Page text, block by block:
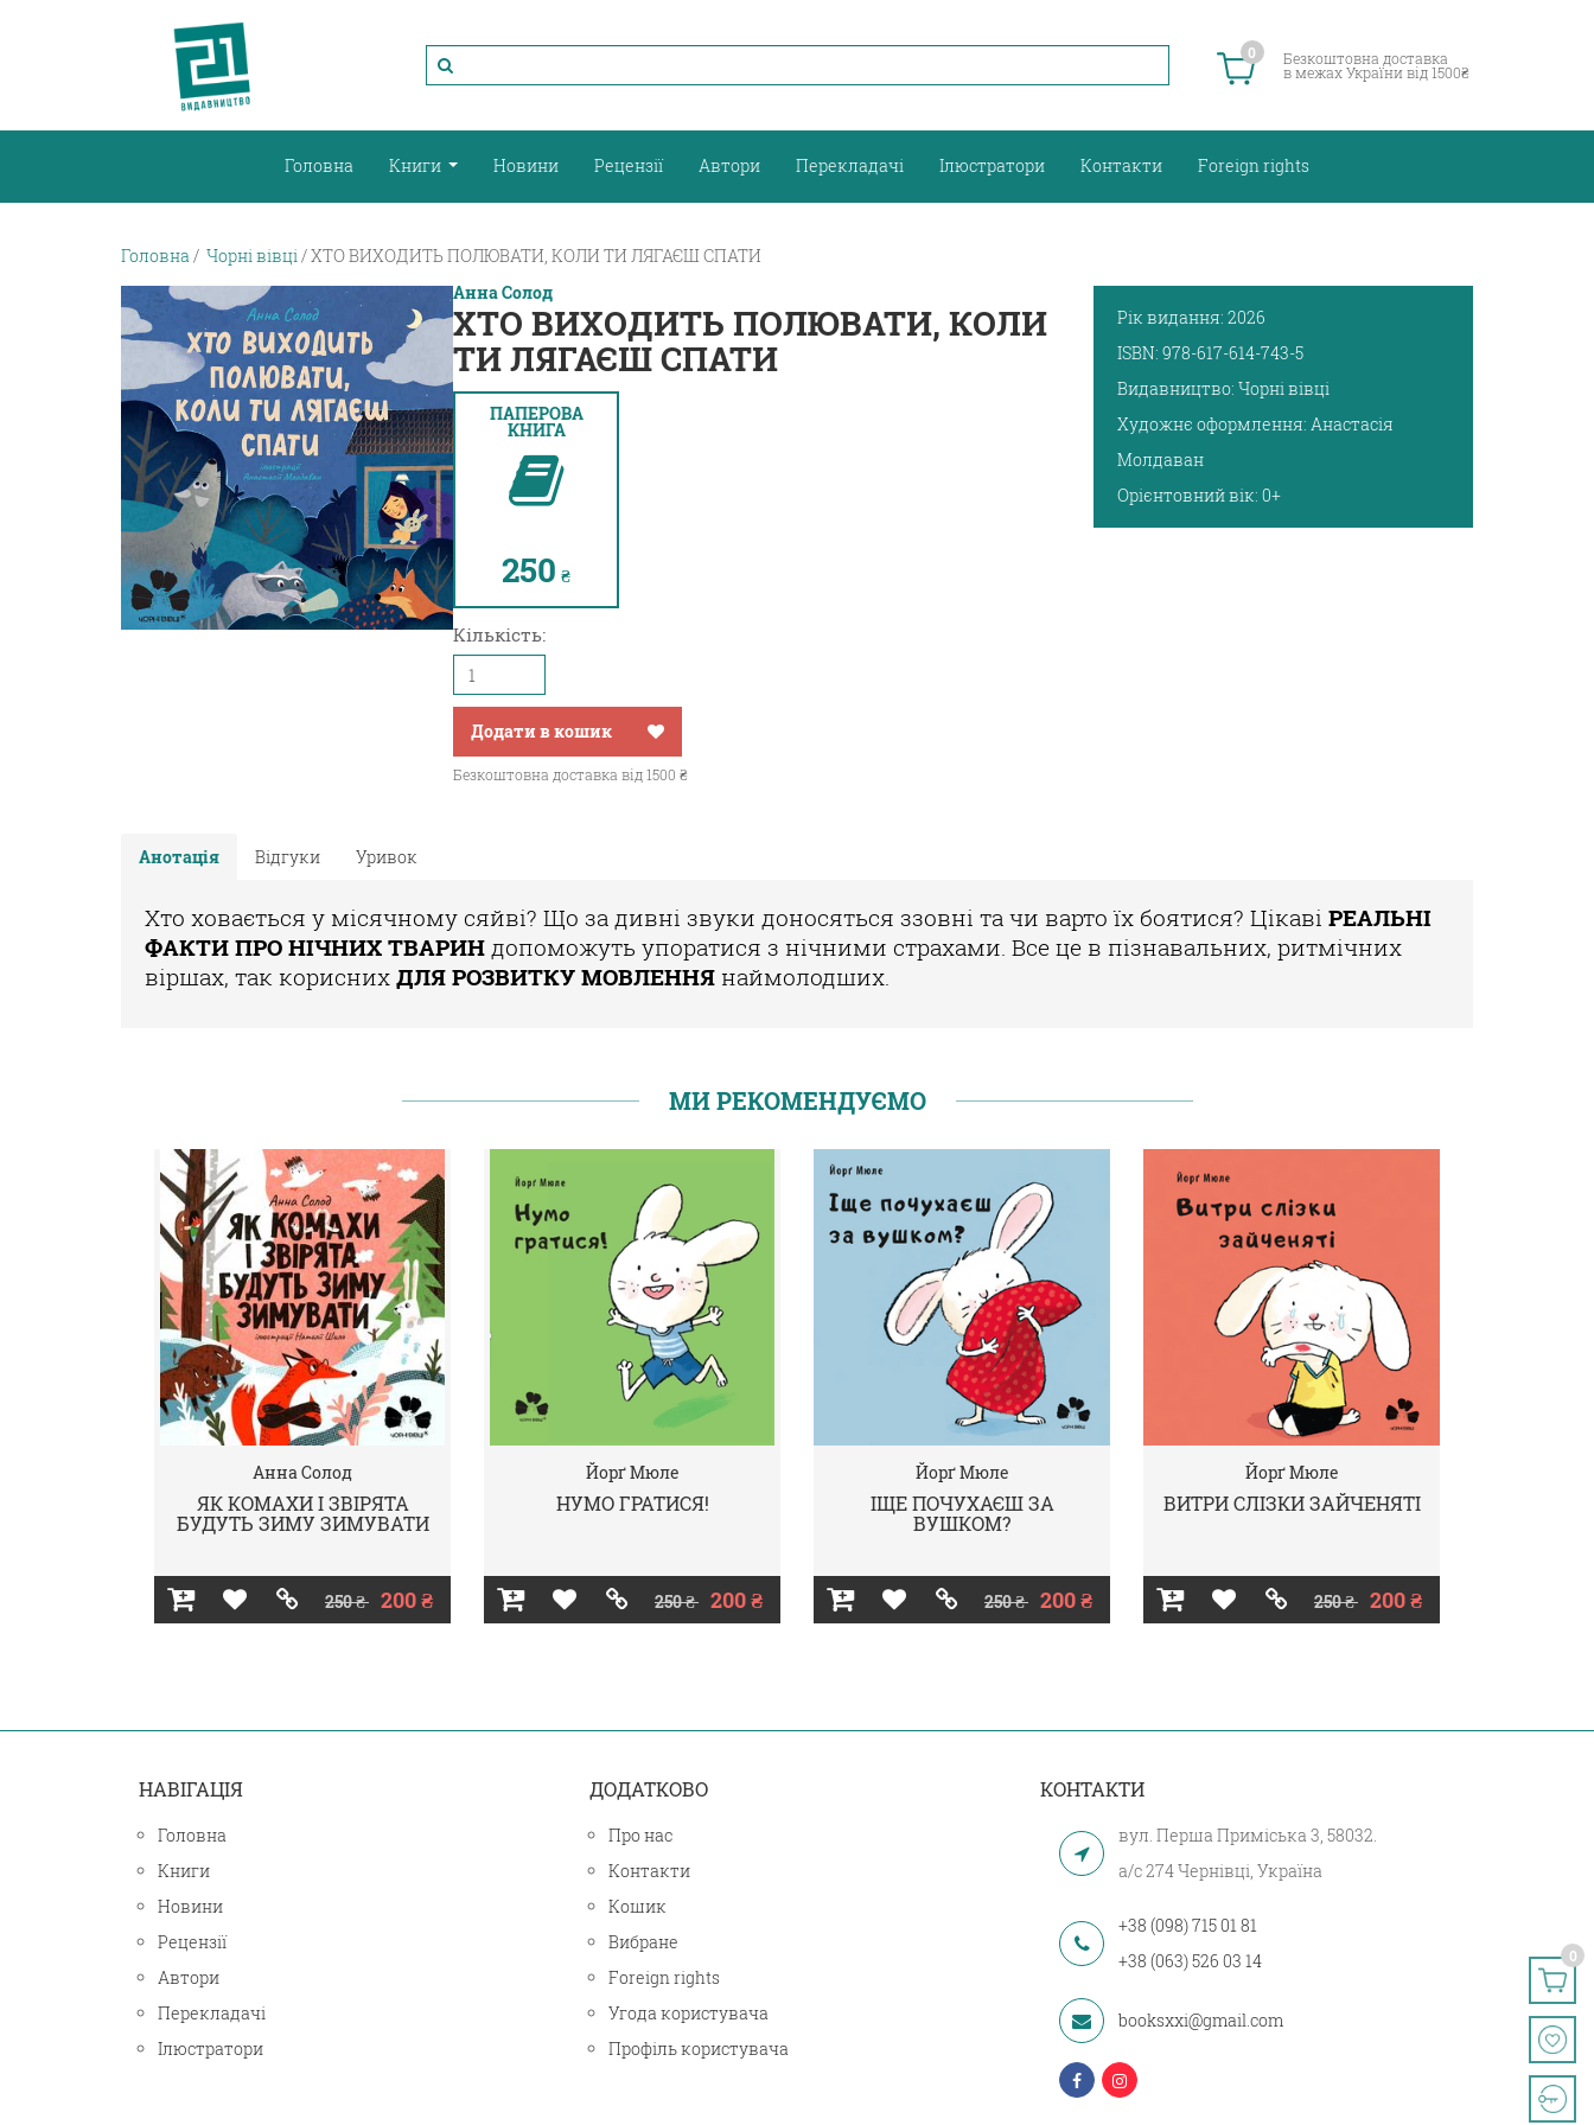
0
0 Безкоштовна доставка
в межах України від 1500₴
Головна Книги Новини Рецензії Автори Перекладачі Ілюстратори Контакти Foreign rights
Головна Чорні вівці ХТО ВИХОДИТЬ ПОЛЮВАТИ, КОЛИ ТИ ЛЯГАЄШ СПАТИ
Анна Солод
ХТО ВИХОДИТЬ ПОЛЮВАТИ, КОЛИ
ТИ ЛЯГАЄШ СПАТИ
ПАПЕРОВА
КНИГА
250 ₴
Кількість:
Додати в кошик
Безкоштовна доставка від 1500 ₴
Рік видання: 2026
ISBN: 978-617-614-743-5
Видавництво: Чорні вівці
Художнє оформлення: Анастасія
Молдаван
Орієнтовний вік: 0+
Анотація Відгуки Уривок
Хто ховається у місячному сяйві? Що за дивні звуки доносяться ззовні та чи варто їх боятися? Цікаві РЕАЛЬНІ
ФАКТИ ПРО НІЧНИХ ТВАРИН допоможуть упоратися з нічними страхами. Все це в пізнавальних, ритмічних
віршах, так корисних ДЛЯ РОЗВИТКУ МОВЛЕННЯ наймолодших.
МИ РЕКОМЕНДУЄМО
Анна Солод
ЯК КОМАХИ І ЗВІРЯТА
БУДУТЬ ЗИМУ ЗИМУВАТИ
250 ₴ 200 ₴
Йорґ Мюле
НУМО ГРАТИСЯ!
250 ₴ 200 ₴
Йорґ Мюле
ІЩЕ ПОЧУХАЄШ ЗА
ВУШКОМ?
250 ₴ 200 ₴
Йорґ Мюле
ВИТРИ СЛІЗКИ ЗАЙЧЕНЯТІ
250 ₴ 200 ₴
НАВІГАЦІЯ
Головна
Книги
Новини
Рецензії
Автори
Перекладачі
Ілюстратори
ДОДАТКОВО
Про нас
Контакти
Кошик
Вибране
Foreign rights
Угода користувача
Профіль користувача
КОНТАКТИ
вул. Перша Приміська 3, 58032.
а/с 274 Чернівці, Україна
+38 (098) 715 01 81
+38 (063) 526 03 14
booksxxi@gmail.com